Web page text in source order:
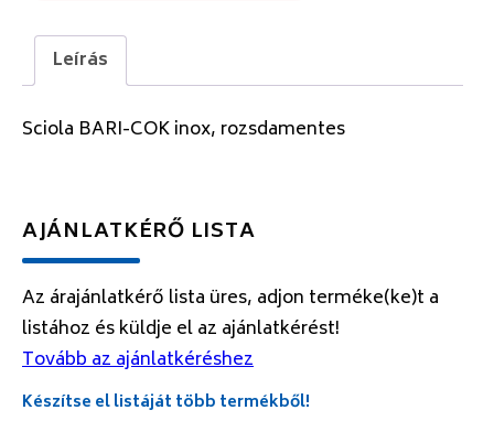
Leírás
Sciola BARI-COK inox, rozsdamentes
AJÁNLATKÉRŐ LISTA
Az árajánlatkérő lista üres, adjon terméke(ke)t a
listához és küldje el az ajánlatkérést!
Tovább az ajánlatkéréshez
Készítse el listáját több termékből!